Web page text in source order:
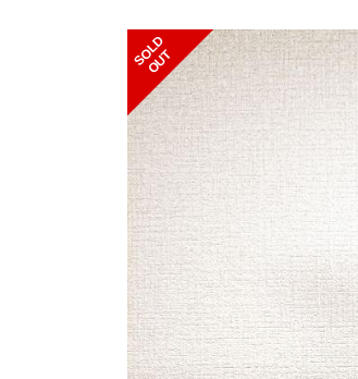
S
O
L
D
O
U
T